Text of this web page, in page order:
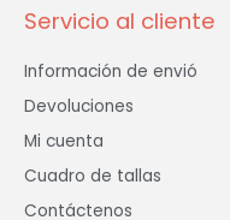
Servicio al cliente
Información de envió
Devoluciones
Mi cuenta
Cuadro de tallas
Contáctenos